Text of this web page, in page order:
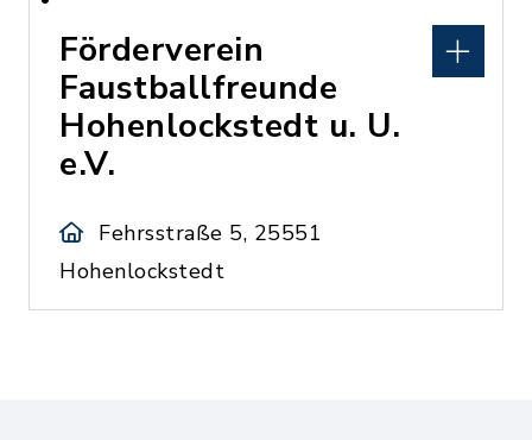
Förderverein
Faustballfreunde
Hohenlockstedt u. U.
e.V.
Fehrsstraße 5, 25551
Hohenlockstedt